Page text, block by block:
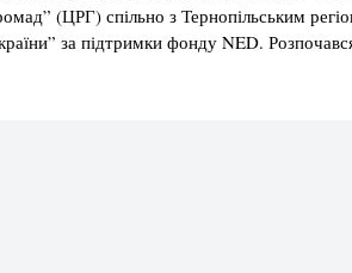
(ЦРГ) спільно з Тернопільським
за підтримки фонду NED.
та області – Олега Валова (заступник